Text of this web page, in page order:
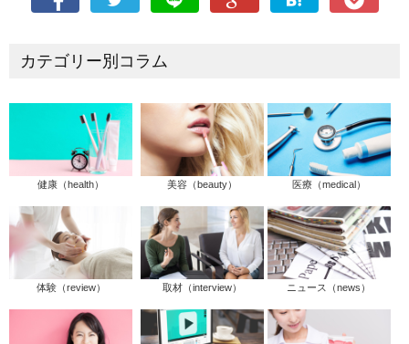
カテゴリー別コラム
健康（health） 美容（beauty） 医療（medical）
体験（review） 取材（interview） ニュース（news）